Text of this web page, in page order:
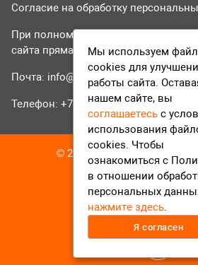
Согласие на обработку
При полном или частичном
сайта прямая гиперссылка на
Почта: info@tvr24.tv
Телефон: +7 (496) 551-04-95
© 2016-2023 ТВР24 Все
Мы используем
cookies для
работы сайта.
нашем сайте, вы
соглашаетесь с
использования
cookies. Чтобы
ознакомиться с
в отношении
персональных
нажмите здесь.
Я согласен